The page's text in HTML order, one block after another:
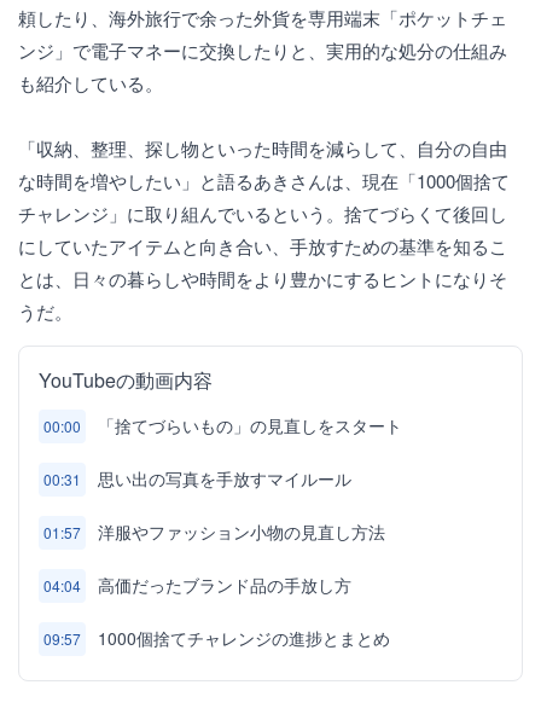
頼したり、海外旅行で余った外貨を専用端末「ポケットチェ
ンジ」で電子マネーに交換したりと、実用的な処分の仕組み
も紹介している。
「収納、整理、探し物といった時間を減らして、自分の自由
な時間を増やしたい」と語るあきさんは、現在「1000個捨て
チャレンジ」に取り組んでいるという。捨てづらくて後回し
にしていたアイテムと向き合い、手放すための基準を知るこ
とは、日々の暮らしや時間をより豊かにするヒントになりそ
うだ。
YouTubeの動画内容
00:00 「捨てづらいもの」の見直しをスタート
00:31 思い出の写真を手放すマイルール
01:57 洋服やファッション小物の見直し方法
04:04 高価だったブランド品の手放し方
09:57 1000個捨てチャレンジの進捗とまとめ